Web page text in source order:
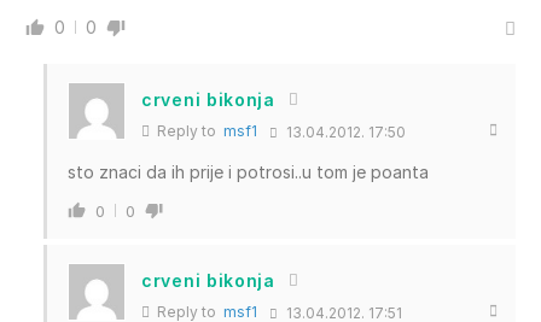
0 0
crveni bikonja
Reply to msf1 13.04.2012. 17:50
sto znaci da ih prije i potrosi..u tom je poanta
0 0
crveni bikonja
Reply to msf1 13.04.2012. 17:51